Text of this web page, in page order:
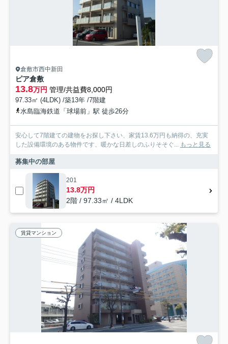
倉敷市西中新田
ピア倉敷
13.8万円 管理/共益費8,000円
97.33㎡ (4LDK) /築13年 /7階建
水島臨海鉄道「球場前」駅 徒歩26分
安心して7階建ての建物をお探し下さい、家賃13.6万円も納得の、充実
した設備環境のある物件です、暖かな日差しのふりそそぐ... もっと見る
募集中の部屋
201
13.8万円
2階 / 97.33㎡ / 4LDK
賃貸マンション